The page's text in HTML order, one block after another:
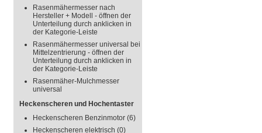
Rasenmähermesser nach
Hersteller + Modell - öffnen der
Unterteilung durch anklicken in
der Kategorie-Leiste
Rasenmähermesser universal bei
Mittelzentrierung - öffnen der
Unterteilung durch anklicken in
der Kategorie-Leiste
Rasenmäher-Mulchmesser
universal
Heckenscheren und Hochentaster
Heckenscheren Benzinmotor (6)
Heckenscheren elektrisch (0)